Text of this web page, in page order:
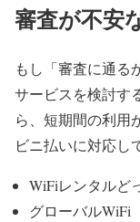
審査が不安
もし「審査に通
サービスを検討す
ら、短期間の利用
ビニ払いに対応し
WiFiレンタルど
グローバルWiFi